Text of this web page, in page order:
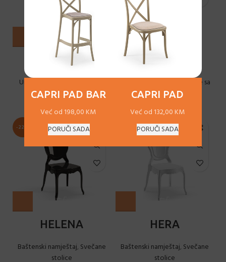
CAPRI PAD BAR
Već od 198,00 KM
CAPRI PAD
Već od 132,00 KM
PORUČI SADA
PORUČI SADA
CAPRI Pad Bar
Unutarnji (indoor) namještaj
Barske stolice
FLASH-R
Stolice sa
rukonaslonima
-22%
HELENA
Baštenski namještaj, Svečane
stolice
HERA
Baštenski namještaj, Svečane
stolice